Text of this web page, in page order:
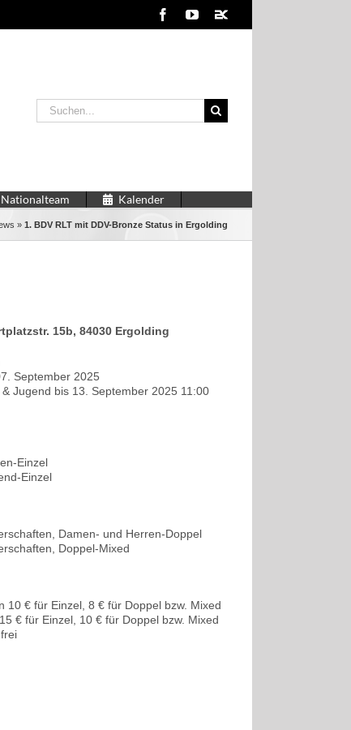
FacebookYouTube
2kDart
Suche
nach:
Nationalteam Kalender
» 1. BDV RLT mit DDV-Bronze Status in Ergolding
15b, 84030 Ergolding
September 2025
Jugend bis 13. September 2025 11:00
Einzel
Einzel
Damen- und Herren-Doppel
Doppel-Mixed
10 € für Einzel, 8 € für Doppel bzw. Mixed
€ für Einzel, 10 € für Doppel bzw. Mixed